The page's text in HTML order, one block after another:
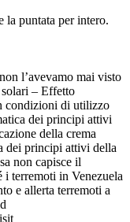
puntata per intero.
l’avevamo mai visto
– Effetto
condizioni di utilizzo
dei principi attivi
della crema
dei principi attivi della
non capisce il
i terremoti in Venezuela
e allerta terremoti a